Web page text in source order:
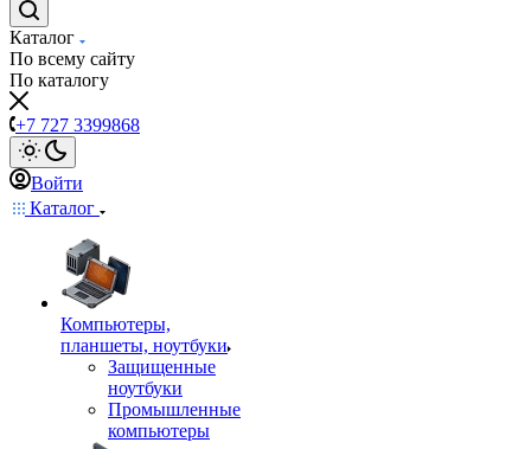
Каталог
По всему сайту
По каталогу
+7 727 3399868
Войти
Каталог
Компьютеры,
планшеты, ноутбуки
Защищенные
ноутбуки
Промышленные
компьютеры